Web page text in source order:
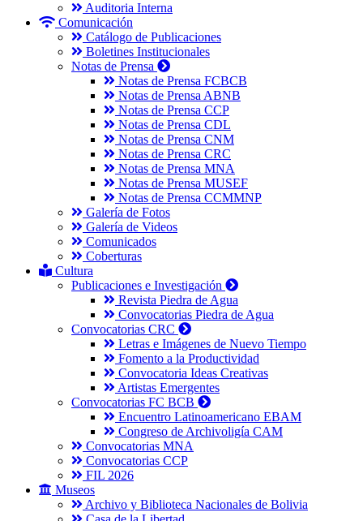
Auditoria Interna
Comunicación
Catálogo de Publicaciones
Boletines Institucionales
Notas de Prensa
Notas de Prensa FCBCB
Notas de Prensa ABNB
Notas de Prensa CCP
Notas de Prensa CDL
Notas de Prensa CNM
Notas de Prensa CRC
Notas de Prensa MNA
Notas de Prensa MUSEF
Notas de Prensa CCMMNP
Galería de Fotos
Galería de Videos
Comunicados
Coberturas
Cultura
Publicaciones e Investigación
Revista Piedra de Agua
Convocatorias Piedra de Agua
Convocatorias CRC
Letras e Imágenes de Nuevo Tiempo
Fomento a la Productividad
Convocatoria Ideas Creativas
Artistas Emergentes
Convocatorias FC BCB
Encuentro Latinoamericano EBAM
Congreso de Archivoligía CAM
Convocatorias MNA
Convocatorias CCP
FIL 2026
Museos
Archivo y Biblioteca Nacionales de Bolivia